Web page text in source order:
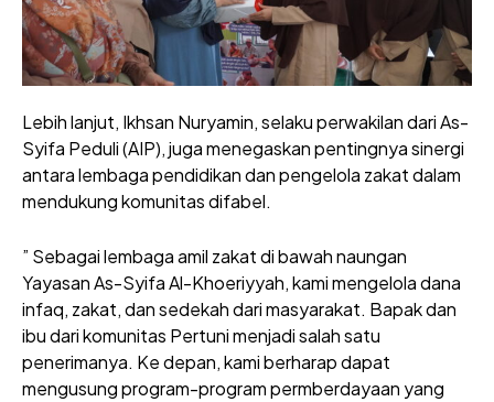
Lebih lanjut, Ikhsan Nuryamin, selaku perwakilan dari As-
Syifa Peduli (AIP), juga menegaskan pentingnya sinergi
antara lembaga pendidikan dan pengelola zakat dalam
mendukung komunitas difabel.
” Sebagai lembaga amil zakat di bawah naungan
Yayasan As-Syifa Al-Khoeriyyah, kami mengelola dana
infaq, zakat, dan sedekah dari masyarakat. Bapak dan
ibu dari komunitas Pertuni menjadi salah satu
penerimanya. Ke depan, kami berharap dapat
mengusung program-program permberdayaan yang